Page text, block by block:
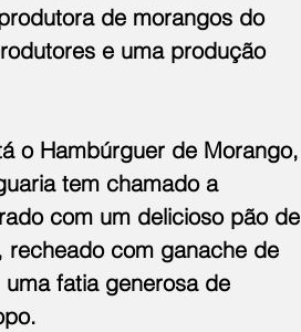
de morangos do
e uma produção
o Hambúrguer de Morango,
tem chamado a
com um delicioso pão de
com ganache de
fatia generosa de